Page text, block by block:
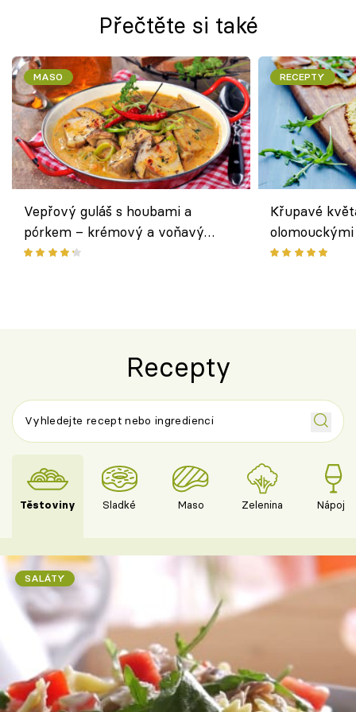
Přečtěte si také
MASO
Vepřový guláš s houbami a
pórkem – krémový a voňavý
pokrm z jednoho hrnce
RECEPTY
Křupavé
bezlepkový
Recepty
Těstoviny Sladké Maso Zelenina Nápoje
SALÁTY